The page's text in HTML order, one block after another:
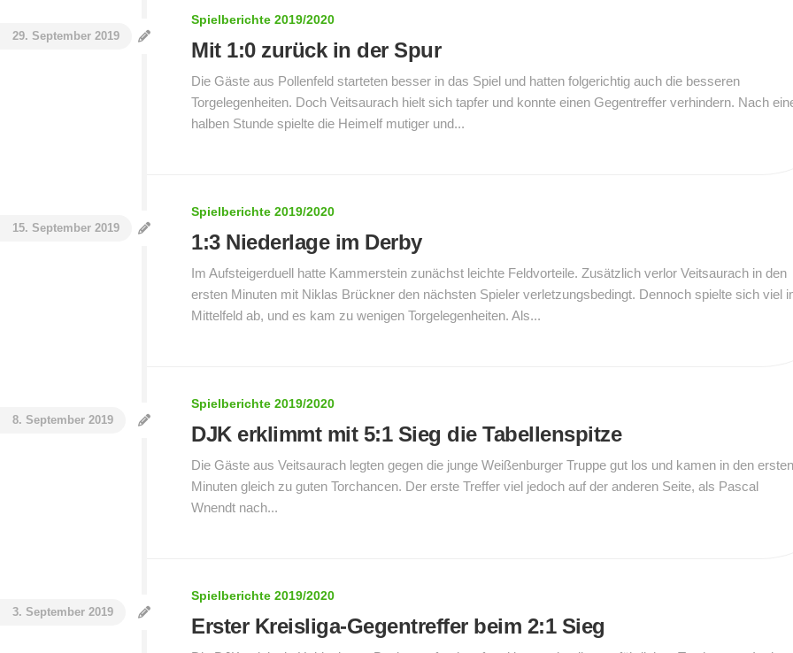
Spielberichte 2019/2020
Mit 1:0 zurück in der Spur
Die Gäste aus Pollenfeld starteten besser in das Spiel und hatten folgerichtig auch die besseren
Torgelegenheiten. Doch Veitsaurach hielt sich tapfer und konnte einen Gegentreffer verhindern. Nach
halben Stunde spielte die Heimelf mutiger und...
29. September 2019
Spielberichte 2019/2020
1:3 Niederlage im Derby
Im Aufsteigerduell hatte Kammerstein zunächst leichte Feldvorteile. Zusätzlich verlor Veitsaurach in den
ersten Minuten mit Niklas Brückner den nächsten Spieler verletzungsbedingt. Dennoch spielte sich viel
Mittelfeld ab, und es kam zu wenigen Torgelegenheiten. Als...
15. September 2019
Spielberichte 2019/2020
DJK erklimmt mit 5:1 Sieg die Tabellenspitze
Die Gäste aus Veitsaurach legten gegen die junge Weißenburger Truppe gut los und kamen in den ersten
Minuten gleich zu guten Torchancen. Der erste Treffer viel jedoch auf der anderen Seite, als Pascal
Wnendt nach...
8. September 2019
Spielberichte 2019/2020
Erster Kreisliga-Gegentreffer beim 2:1 Sieg
3. September 2019